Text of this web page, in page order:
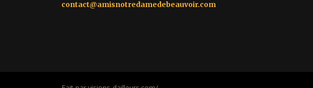
contact@amisnotredamedebeauvoir.com